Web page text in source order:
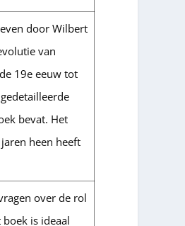
door Wilbert
van
19e eeuw tot
bevat. Het
heen heeft
over de rol
is ideaal